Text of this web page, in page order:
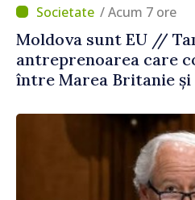
/ Acum 7 ore
Moldova sunt EU //
antreprenoarea care
între Marea Britanie și